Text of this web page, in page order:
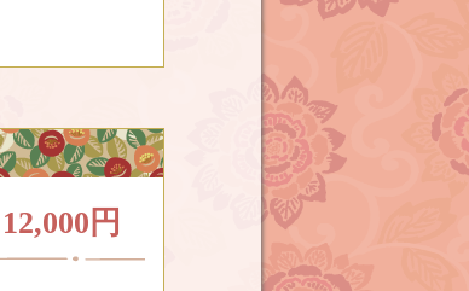
12,000円